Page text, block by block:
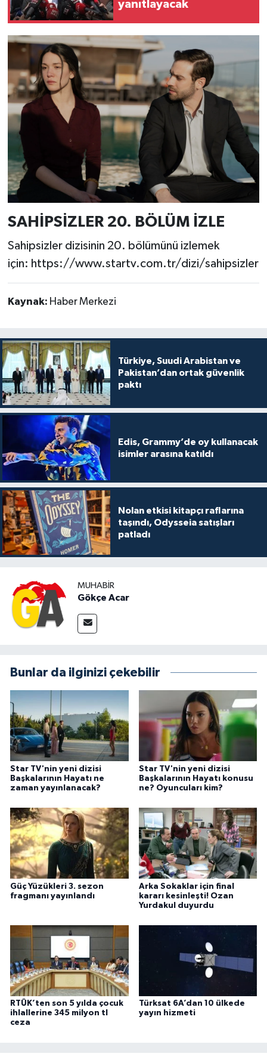
yanıtlayacak
SAHİPSİZLER 20. BÖLÜM İZLE
Sahipsizler dizisinin 20. bölümünü izlemek
için: https://www.startv.com.tr/dizi/sahipsizler
Kaynak: Haber Merkezi
Türkiye, Suudi Arabistan ve
Pakistan’dan ortak güvenlik
paktı
Edis, Grammy’de oy kullanacak
isimler arasına katıldı
Nolan etkisi kitapçı raflarına
taşındı, Odysseia satışları
patladı
MUHABIR
Gökçe Acar
Bunlar da ilginizi çekebilir
Star TV'nin yeni dizisi
Başkalarının Hayatı ne
zaman yayınlanacak?
Star TV'nin yeni dizisi
Başkalarının Hayatı konusu
ne? Oyuncuları kim?
Güç Yüzükleri 3. sezon
fragmanı yayınlandı
Arka Sokaklar için final
kararı kesinleşti! Ozan
Yurdakul duyurdu
RTÜK’ten son 5 yılda çocuk
ihlallerine 345 milyon tl
ceza
Türksat 6A’dan 10 ülkede
yayın hizmeti